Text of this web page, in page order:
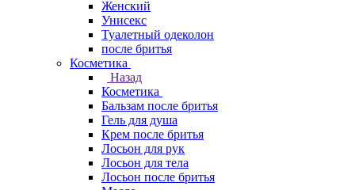
Женский
Унисекс
Туалетный одеколон
после бритья
Косметика
Назад
Косметика
Бальзам после бритья
Гель для душа
Крем после бритья
Лосьон для рук
Лосьон для тела
Лосьон после бритья